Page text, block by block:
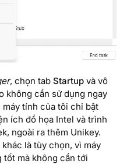
, chọn tab Startup và vô
không cần sử dụng ngay
máy tính của tôi chỉ bật
ích đồ họa Intel và trình
ngoài ra thêm Unikey.
là tùy chọn, vì máy
tốt mà không cần tới